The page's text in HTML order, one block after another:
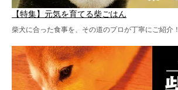
【特集】元気を育てる柴ごはん
柴犬に合った食事を、その道のプロが丁寧にご紹介！